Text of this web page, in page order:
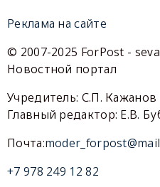
Реклама на сайте
© 2007-2025 ForPost -
Новостной портал
Учредитель: С.П. Кажанов
Главный редактор: Е.В.
Почта:
+7 978 249 12 82